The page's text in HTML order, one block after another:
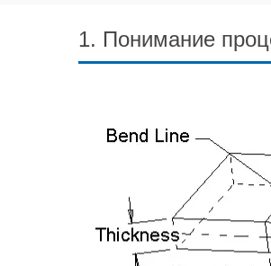
1. Понимание